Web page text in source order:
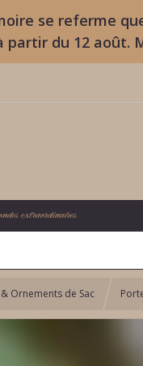
se referme
partir du 12 août.
extraordinaires
Ornements de Sac